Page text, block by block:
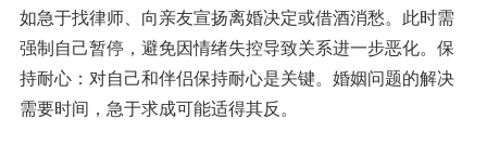
如急于找律师、向亲友宣扬离婚决定或借酒消愁。此时需
强制自己暂停，避免因情绪失控导致关系进一步恶化。保
持耐心：对自己和伴侣保持耐心是关键。婚姻问题的解决
需要时间，急于求成可能适得其反。